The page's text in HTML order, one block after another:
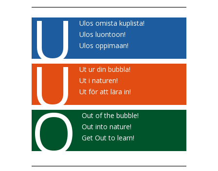
U
Ulos omista kuplista!
Ulos luontoon!
Ulos oppimaan!
U
Ut ur din bubbla!
Ut i naturen!
Ut för att lära in!
O
Out of the bubble!
Out into nature!
Get Out to learn!